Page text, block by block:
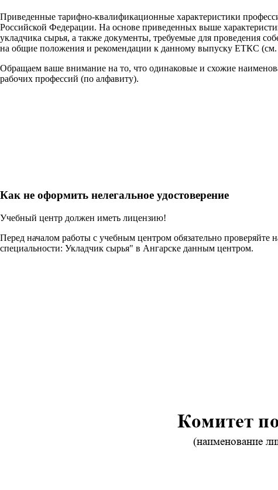
Приведенные тарифно-квалификационные характеристики
Российской Федерации. На основе приведенных выше
укладчика сырья, а также документы, требуемые для проведения
на общие положения и рекомендации к данному выпуску ЕТКС (см.
Обращаем ваше внимание на то, что одинаковые и схожие
рабочих профессий (по алфавиту).
Как не оформить нелегальное удостоверение
Учебный центр должен иметь лицензию!
Перед началом работы с учебным центром обязательно
специальности: Укладчик сырья" в Ангарске данным центром.